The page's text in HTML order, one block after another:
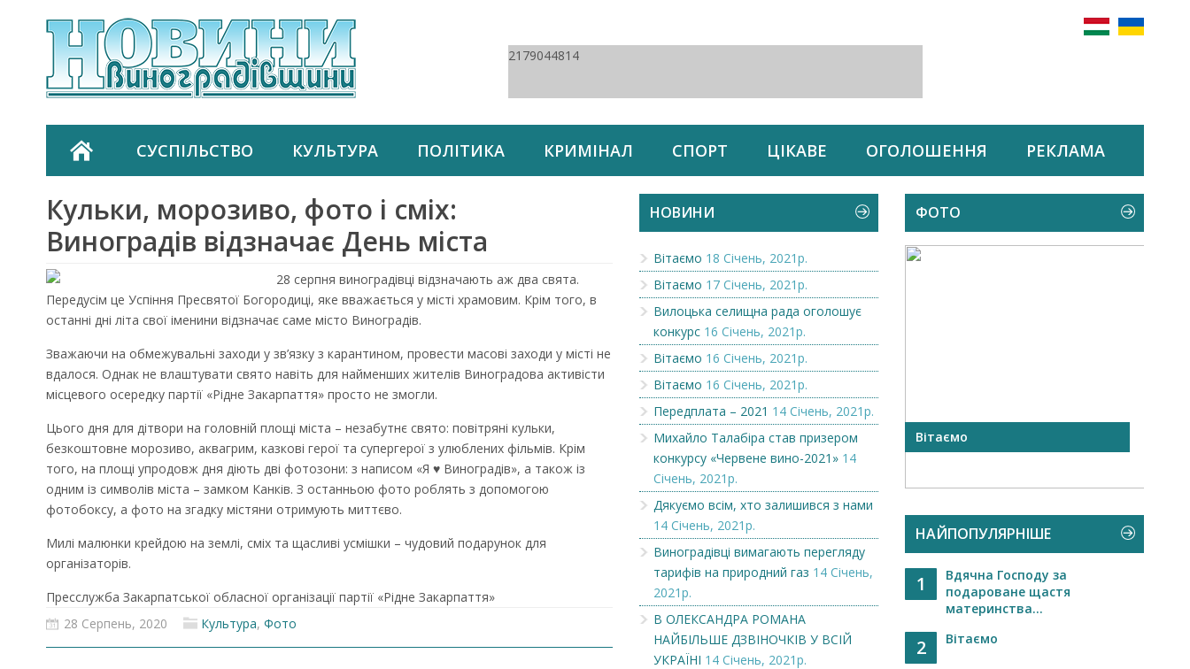
2179044814
СУСПІЛЬСТВО КУЛЬТУРА ПОЛІТИКА КРИМІНАЛ СПОРТ ЦІКАВЕ ОГОЛОШЕННЯ РЕКЛАМА
Кульки, морозиво, фото і сміх:
Виноградів відзначає День міста
28 серпня виноградівці відзначають аж два свята.
Передусім це Успіння Пресвятої Богородиці, яке вважається у місті храмовим. Крім того, в
останні дні літа свої іменини відзначає саме місто Виноградів.
Зважаючи на обмежувальні заходи у зв’язку з карантином, провести масові заходи у місті не
вдалося. Однак не влаштувати свято навіть для найменших жителів Виноградова активісти
місцевого осередку партії «Рідне Закарпаття» просто не змогли.
Цього дня для дітвори на головній площі міста – незабутнє свято: повітряні кульки,
безкоштовне морозиво, аквагрим, казкові герої та супергерої з улюблених фільмів. Крім
того, на площі упродовж дня діють дві фотозони: з написом «Я ♥ Виноградів», а також із
одним із символів міста – замком Канків. З останньою фото роблять з допомогою
фотобоксу, а фото на згадку містяни отримують миттєво.
Милі малюнки крейдою на землі, сміх та щасливі усмішки – чудовий подарунок для
організаторів.
Пресслужба Закарпатської обласної організації партії «Рідне Закарпаття»
28 Серпень, 2020
Культура, Фото
НОВИНИ
Вітаємо 18 Січень, 2021р.
Вітаємо 17 Січень, 2021р.
Вилоцька селищна рада оголошує
конкурс 16 Січень, 2021р.
Вітаємо 16 Січень, 2021р.
Вітаємо 16 Січень, 2021р.
Передплата – 2021 14 Січень, 2021р.
Михайло Талабіра став призером
конкурсу «Червене вино-2021» 14
Січень, 2021р.
Дякуємо всім, хто залишився з нами
14 Січень, 2021р.
Виноградівці вимагають перегляду
тарифів на природний газ 14 Січень,
2021р.
В ОЛЕКСАНДРА РОМАНА
НАЙБІЛЬШЕ ДЗВІНОЧКІВ У ВСІЙ
УКРАЇНІ 14 Січень, 2021р.
ФОТО
Вітаємо Вітаємо Вітаємо
НАЙПОПУЛЯРНІШЕ
1
Вдячна Господу за
подароване щастя
материнства...
2 Вітаємо